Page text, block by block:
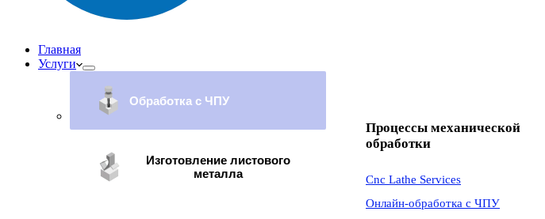
Главная
Услуги
Обработка с ЧПУ
Изготовление листового
металла
Процессы механической
обработки
Cnc Lathe Services
Онлайн-обработка с ЧПУ